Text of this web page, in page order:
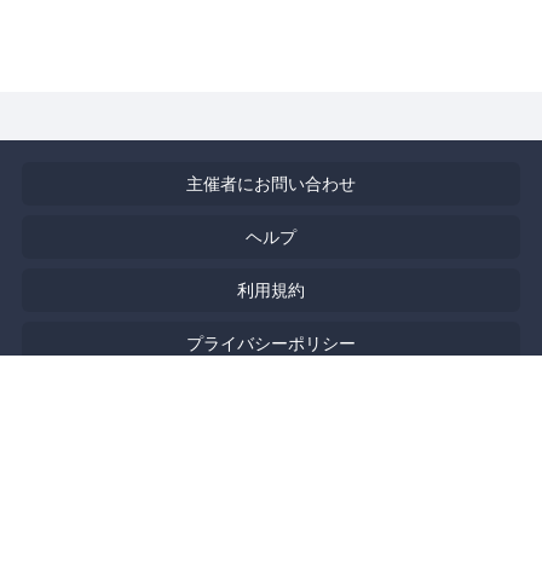
主催者にお問い合わせ
ヘルプ
利用規約
プライバシーポリシー